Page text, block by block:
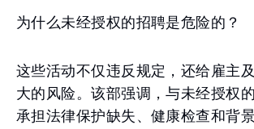
为什么未经授权的招聘是危险的？
这些活动不仅违反规定，还给雇主
大的风险。该部强调，与未经授权
承担法律保护缺失、健康检查和背